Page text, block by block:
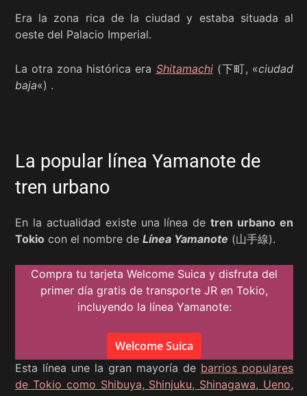
Era la zona rica de la ciudad y estaba situada al
oeste del Palacio Imperial.
La otra zona histórica era Shitamachi(下町, «ciudad
baja«) .
La popular línea Yamanote de
tren urbano
En la actualidad existe una línea detren urbano en
Tokio con el nombre de Línea Yamanote (山手線).
Compra tu tarjeta Welcome Suica y disfruta del
primer día gratis de transporte JR en Tokio,
incluyendo la línea Yamanote:
Welcome Suica
Esta línea une la gran mayoría de barrios populares
de Tokio como Shibuya, Shinjuku, Shinagawa, Ueno,